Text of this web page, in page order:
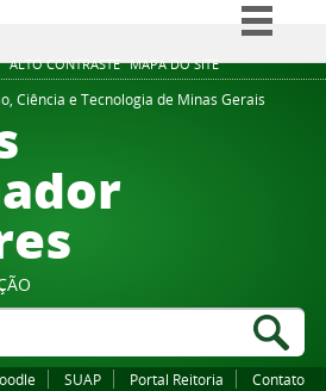
ALTO CONTRASTE MAPA DO SITE
Simplifique!
Comunica BR
Ciência e Tecnologia de Minas Gerais
SUAP Portal Reitoria Contato